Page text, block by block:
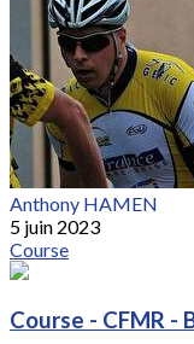
Anthony HAMEN
5 juin 2023
Course
Course - CFMR -